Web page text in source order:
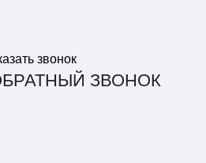
звонок
ЗВОНОК